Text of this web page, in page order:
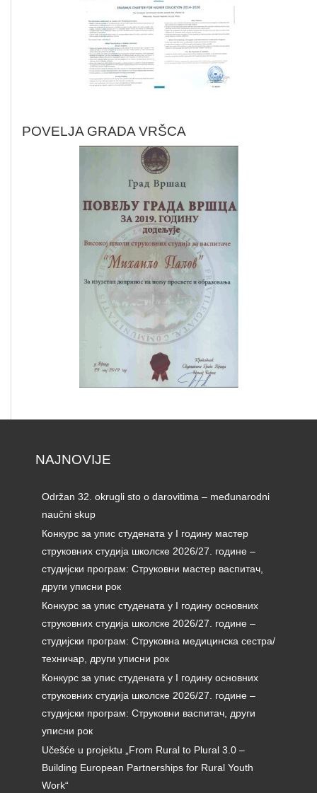
POVELJA GRADA VRŠCA
NAJNOVIJE
Održan 32. okrugli sto o darovitima – međunarodni
naučni skup
Конкурс за упис студената у I годину мастер
струковних студија школске 2026/27. године –
студијски програм: Струковни мастер васпитач,
други уписни рок
Конкурс за упис студената у I годину основних
струковних студија школске 2026/27. године –
студијски програм: Струковна медицинска сестра/
техничар, други уписни рок
Конкурс за упис студената у I годину основних
струковних студија школске 2026/27. године –
студијски програм: Струковни васпитач, други
уписни рок
Učešće u projektu „From Rural to Plural 3.0 –
Building European Partnerships for Rural Youth
Work“